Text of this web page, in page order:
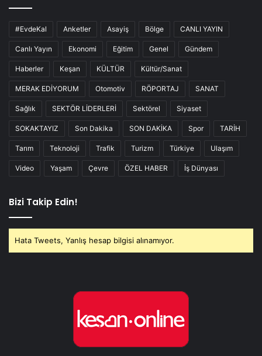
#EvdeKal Anketler Asayiş Bölge CANLI YAYIN
Canlı Yayın Ekonomi Eğitim Genel Gündem
Haberler Keşan KÜLTÜR Kültür/Sanat
MERAK EDİYORUM Otomotiv RÖPORTAJ SANAT
Sağlık SEKTÖR LİDERLERİ Sektörel Siyaset
SOKAKTAYIZ Son Dakika SON DAKİKA Spor TARİH
Tarım Teknoloji Trafik Turizm Türkiye Ulaşım
Video Yaşam Çevre ÖZEL HABER İş Dünyası
Bizi Takip Edin!
Hata Tweets, Yanlış hesap bilgisi alınamıyor.